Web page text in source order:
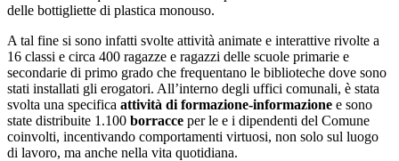
delle bottigliette di plastica monouso.
A tal fine si sono infatti svolte attività animate e interattive rivolte a
16 classi e circa 400 ragazze e ragazzi delle scuole primarie e
secondarie di primo grado che frequentano le biblioteche dove sono
stati installati gli erogatori. All’interno degli uffici comunali, è stata
svolta una specifica attività di formazione-informazione e sono
state distribuite 1.100 borracce per le e i dipendenti del Comune
coinvolti, incentivando comportamenti virtuosi, non solo sul luogo
di lavoro, ma anche nella vita quotidiana.